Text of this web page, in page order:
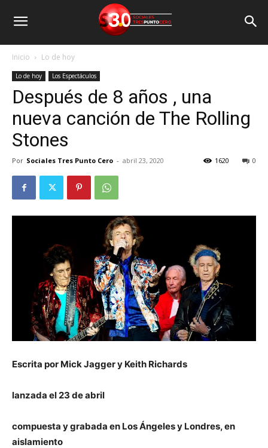
Inicio Lo de hoy
Lo de hoy Los Espectáculos
Después de 8 años , una
nueva canción de The Rolling
Stones
Por Sociales Tres Punto Cero - abril 23, 2020 0
1620
Escrita por Mick Jagger y Keith Richards
lanzada el 23 de abril
compuesta y grabada en Los Ángeles y Londres, en
aislamiento